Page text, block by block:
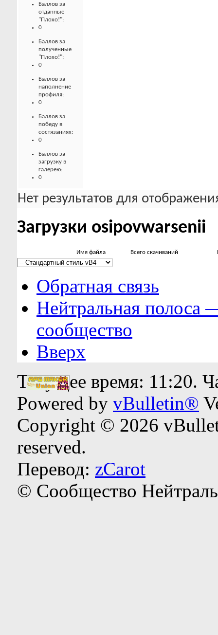
Баллов за
отданные
"Плохо!":
0
Баллов за
полученные
"Плохо!":
0
Баллов за
наполнение
профиля:
0
Баллов за
победу в
состязаниях:
0
Баллов за
загрузку в
галерею:
0
Нет результатов для
Загрузки osipovwarsenii
Имя файла Всего скачиваний
Обратная связь
Нейтральная полоса
сообщество
Вверх
Текущее время: 11:20.
Powered by vBulletin®
Copyright © 2026
reserved.
Перевод: zCarot
© Сообщество